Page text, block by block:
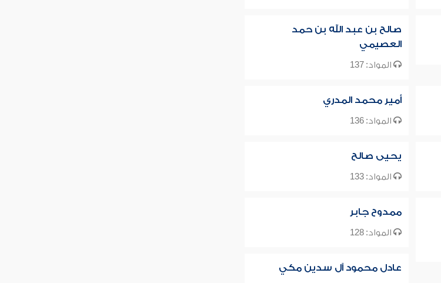
صالح بن عبد الله بن حمد
العصيمي
المواد: 137
أمير محمد المدري
المواد: 136
يحيى صالح
المواد: 133
ممدوح جابر
المواد: 128
عادل محمود آل سدين مكي